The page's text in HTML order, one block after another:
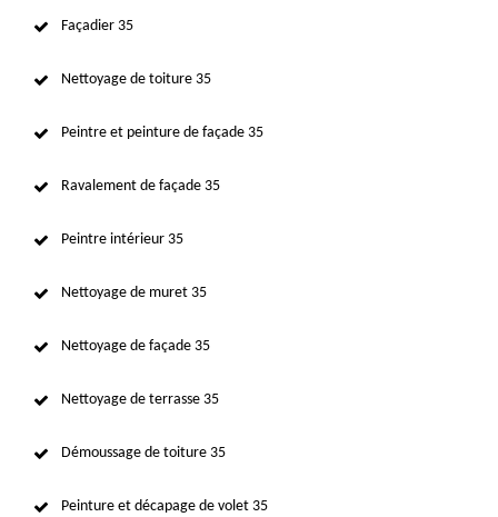
Façadier 35
Nettoyage de toiture 35
Peintre et peinture de façade 35
Ravalement de façade 35
Peintre intérieur 35
Nettoyage de muret 35
Nettoyage de façade 35
Nettoyage de terrasse 35
Démoussage de toiture 35
Peinture et décapage de volet 35